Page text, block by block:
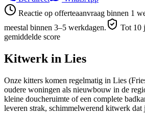
Reactie op offerteaanvraag binnen 1
meestal binnen 3–5 werkdagen.
Tot 10
gemiddelde score
Kitwerk in Lies
Onze kitters komen regelmatig in Lies
oudere woningen als nieuwbouw in de
kleine doucheruimte of een complete
leveren strak, schimmelwerend kitwerk dat